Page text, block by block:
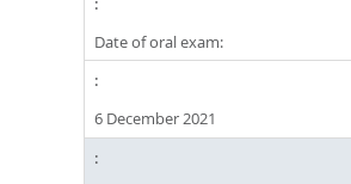
Date of oral exam:
6 December 2021